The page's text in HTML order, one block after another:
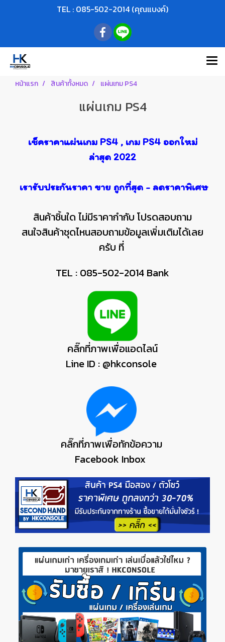
TEL : 085-502-2014 (คุณแบงค์)
หน้าแรก สินค้าทั้งหมด แผ่นเกม PS4
แผ่นเกม PS4
เช็คราคาแผ่นเกม PS4 , เกม PS4 ออกใหม่
ล่าสุด 2022
เรารับประกันราคา ขาย ถูกที่สุด - ลดราคาพิเศษ
สินค้าชิ้นใด ไม่มีราคากำกับ โปรดสอบถาม
สนใจสินค้าชุดไหนสอบถามข้อมูลเพิ่มเติมได้เลย
ครับ ที่
TEL : 085-502-2014 Bank
คลิ๊กที่ภาพเพื่อแอดไลน์
Line ID : @hkconsole
คลิ๊กที่ภาพเพื่อทักข้อความ
Facebook Inbox